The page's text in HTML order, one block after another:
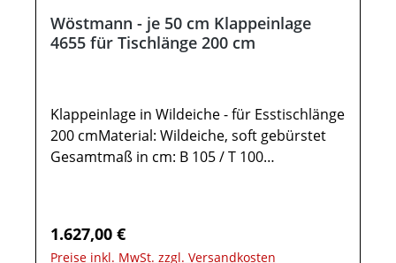
Wöstmann - je 50 cm Klappeinlage
4655 für Tischlänge 200 cm
Klappeinlage in Wildeiche - für Esstischlänge
200 cmMaterial: Wildeiche, soft gebürstet
Gesamtmaß in cm: B 105 / T 100
Wildeiche massiv Tischplattenstärke: 1,9 cm
Regulärer Preis:
1.627,00 €
Preise inkl. MwSt. zzgl. Versandkosten